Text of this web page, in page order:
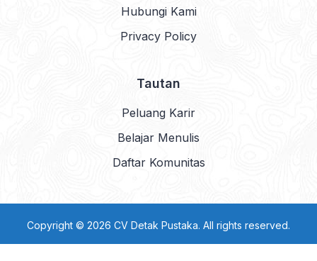
Hubungi Kami
Privacy Policy
Tautan
Peluang Karir
Belajar Menulis
Daftar Komunitas
Copyright © 2026 CV Detak Pustaka. All rights reserved.